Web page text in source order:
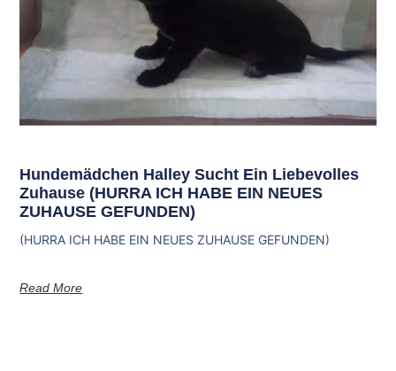
Hundemädchen Halley Sucht Ein Liebevolles
Zuhause (HURRA ICH HABE EIN NEUES
ZUHAUSE GEFUNDEN)
(HURRA ICH HABE EIN NEUES ZUHAUSE GEFUNDEN)
Read More